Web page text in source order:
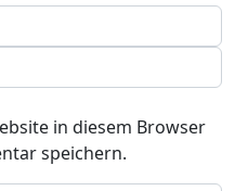
in diesem Browser
speichern.